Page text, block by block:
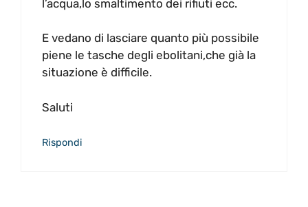
l’acqua,lo smaltimento dei rifiuti ecc.
E vedano di lasciare quanto più possibile
piene le tasche degli ebolitani,che già la
situazione è difficile.
Saluti
Rispondi